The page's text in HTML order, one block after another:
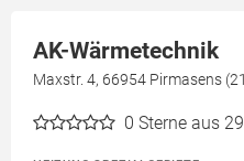
AK-Wärmetechnik
Maxstr. 4, 66954 Pirmasens
0 Sterne aus